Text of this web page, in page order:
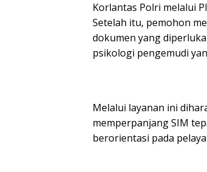
Korlantas Polri melalui
Setelah itu, pemohon
dokumen yang
psikologi pengemudi
Melalui layanan ini
memperpanjang SIM
berorientasi pada